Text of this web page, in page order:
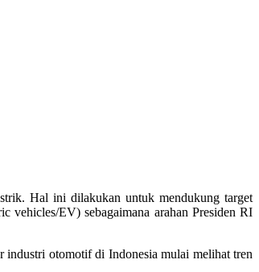
Hal ini dilakukan untuk mendukung target
vehicles/EV) sebagaimana arahan Presiden RI
industri otomotif di Indonesia mulai melihat tren